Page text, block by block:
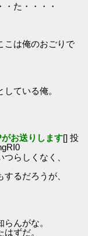
・た・・・・
こは俺のおごりで
ている俺。
お送りします[] 投
らしくなく、
るだろうが、
んがな。
ずだ。